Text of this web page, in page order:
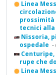
Linea
prossimità
tecnici
Nissoria,
ospedale -
rupe che
Linea